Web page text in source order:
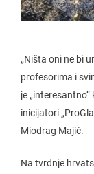
„Ništa oni ne bi
profesorima i
je
inicijatori
Miodrag Majić.
Na tvrdnje